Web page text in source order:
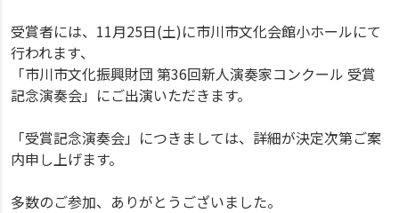
受賞者には、11月25日(土)に市川市文化会館小ホールにて
行われます、
「市川市文化振興財団 第36回新人演奏家コンクール 受賞
記念演奏会」にご出演いただきます。
「受賞記念演奏会」につきましては、詳細が決定次第ご案
内申し上げます。
多数のご参加、ありがとうございました。